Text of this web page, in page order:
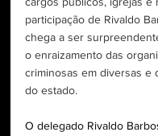
participação de Rivaldo
chega a ser
o enraizamento das
criminosas em diversas e
do estado.
O delegado Rivaldo